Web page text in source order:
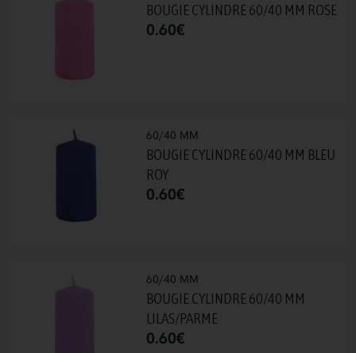
BOUGIE CYLINDRE 60/40 MM ROSE
0.60€
60/40 MM
BOUGIE CYLINDRE 60/40 MM BLEU
ROY
0.60€
60/40 MM
BOUGIE CYLINDRE 60/40 MM
LILAS/PARME
0.60€